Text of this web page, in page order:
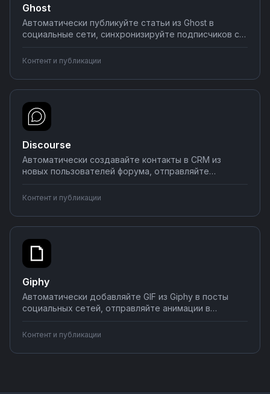
Ghost
Автоматически публикуйте статьи из Ghost в
социальные сети, синхронизируйте подписчиков с
постах в мессенджеры. Настраивайте интеграции
без программирования — соединяйте Ghost с
нужными инструментами за несколько минут.
Контент и публикации
Discourse
Автоматически создавайте контакты в CRM из
новых пользователей форума, отправляйте
Telegram, синхронизируйте данные с
аналитическими системами. Настраивайте
интеграции Discourse с популярными сервисами
через визуальный конструктор Nodul.
Контент и публикации
Giphy
Автоматически добавляйте GIF из Giphy в посты
социальных сетей, отправляйте анимации в
планы с готовыми гифками. Настраивайте
интеграции без программирования — простые
сценарии за 5 минут.
Контент и публикации